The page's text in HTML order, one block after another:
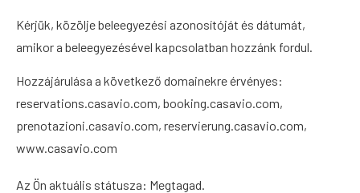
Kérjük, közölje beleegyezési azonosítóját és dátumát,
amikor a beleegyezésével kapcsolatban hozzánk fordul.
Hozzájárulása a következő domainekre érvényes:
reservations.casavio.com, booking.casavio.com,
prenotazioni.casavio.com, reservierung.casavio.com,
www.casavio.com
Az Ön aktuális státusza: Megtagad.